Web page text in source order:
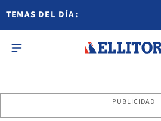
TEMAS DEL DÍA:
PUBLICIDAD